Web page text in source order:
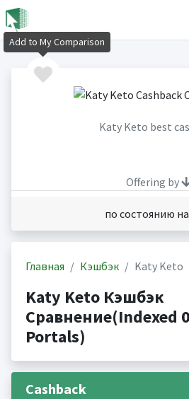
Katy Keto best
Offering by
по состоянию
Главная Кэшбэк Katy Keto
Katy Keto Кэшбэк
Сравнение(Indexed
Portals)
Cashback
Add to My Comparison